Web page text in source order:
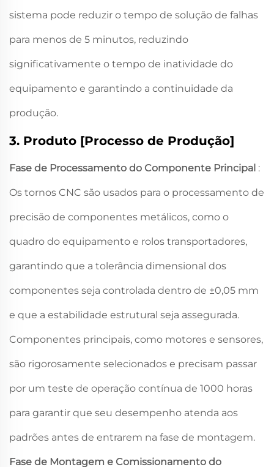
sistema pode reduzir o tempo de solução de falhas
para menos de 5 minutos, reduzindo
significativamente o tempo de inatividade do
equipamento e garantindo a continuidade da
produção.
3. Produto [Processo de Produção]
Fase de Processamento do Componente Principal :
Os tornos CNC são usados para o processamento de
precisão de componentes metálicos, como o
quadro do equipamento e rolos transportadores,
garantindo que a tolerância dimensional dos
componentes seja controlada dentro de ±0,05 mm
e que a estabilidade estrutural seja assegurada.
Componentes principais, como motores e sensores,
são rigorosamente selecionados e precisam passar
por um teste de operação contínua de 1000 horas
para garantir que seu desempenho atenda aos
padrões antes de entrarem na fase de montagem.
Fase de Montagem e Comissionamento do